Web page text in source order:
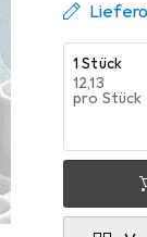
1 Stück
EUR
12,13
pro Stück